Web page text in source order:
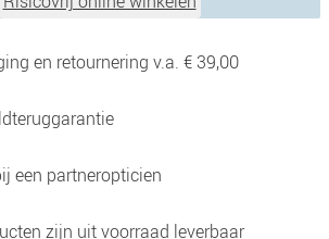
en retournering v.a. € 39,00
een partneropticien
zijn uit voorraad leverbaar